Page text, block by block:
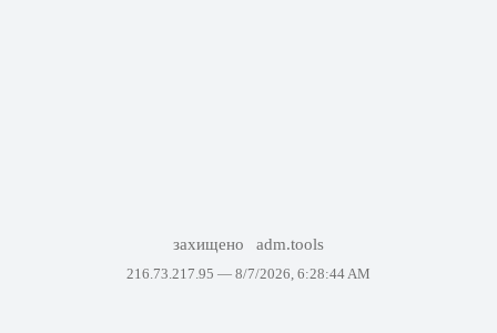
захищено adm.tools
216.73.217.95 — 8/7/2026, 6:28:44 AM